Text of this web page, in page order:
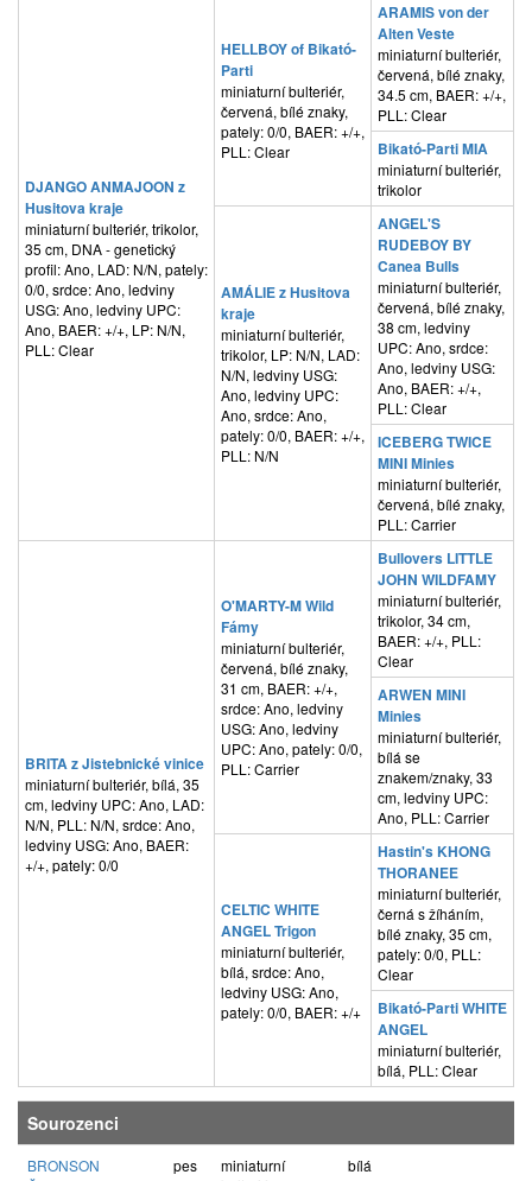
DJANGO ANMAJOON z
Husitova kraje
miniaturní bulteriér, trikolor,
35 cm, DNA - genetický
profil: Ano, LAD: N/N, pately:
0/0, srdce: Ano, ledviny
USG: Ano, ledviny UPC:
Ano, BAER: +/+, LP: N/N,
PLL: Clear
HELLBOY of Bikató-
Parti
miniaturní bulteriér,
červená, bílé znaky,
pately: 0/0, BAER: +/+,
PLL: Clear
ARAMIS von der
Alten Veste
miniaturní bulteriér,
červená, bílé znaky,
34.5 cm, BAER: +/+,
PLL: Clear
Bikató-Parti MIA
miniaturní bulteriér,
trikolor
AMÁLIE z Husitova
kraje
miniaturní bulteriér,
trikolor, LP: N/N, LAD:
N/N, ledviny USG:
Ano, ledviny UPC:
Ano, srdce: Ano,
pately: 0/0, BAER: +/+,
PLL: N/N
ANGEL'S
RUDEBOY BY
Canea Bulls
miniaturní bulteriér,
červená, bílé znaky,
38 cm, ledviny
UPC: Ano, srdce:
Ano, ledviny USG:
Ano, BAER: +/+,
PLL: Clear
ICEBERG TWICE
MINI Minies
miniaturní bulteriér,
červená, bílé znaky,
PLL: Carrier
BRITA z Jistebnické vinice
miniaturní bulteriér, bílá, 35
cm, ledviny UPC: Ano, LAD:
N/N, PLL: N/N, srdce: Ano,
ledviny USG: Ano, BAER:
+/+, pately: 0/0
O'MARTY-M Wild
Fámy
miniaturní bulteriér,
červená, bílé znaky,
31 cm, BAER: +/+,
srdce: Ano, ledviny
USG: Ano, ledviny
UPC: Ano, pately: 0/0,
PLL: Carrier
Bullovers LITTLE
JOHN WILDFAMY
miniaturní bulteriér,
trikolor, 34 cm,
BAER: +/+, PLL:
Clear
ARWEN MINI
Minies
miniaturní bulteriér,
bílá se
znakem/znaky, 33
cm, ledviny UPC:
Ano, PLL: Carrier
CELTIC WHITE
ANGEL Trigon
miniaturní bulteriér,
bílá, srdce: Ano,
ledviny USG: Ano,
pately: 0/0, BAER: +/+
Hastin's KHONG
THORANEE
miniaturní bulteriér,
černá s žíháním,
bílé znaky, 35 cm,
pately: 0/0, PLL:
Clear
Bikató-Parti WHITE
ANGEL
miniaturní bulteriér,
bílá, PLL: Clear
Sourozenci
BRONSON
pes
miniaturní
bílá